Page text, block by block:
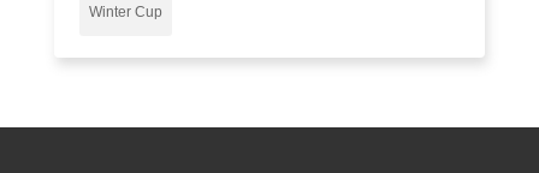
Winter Cup